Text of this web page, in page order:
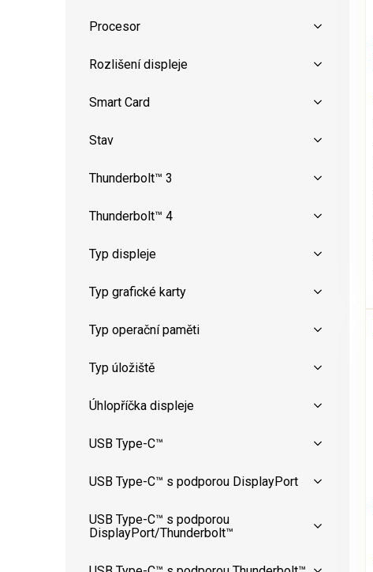
Procesor
Rozlišení displeje
Smart Card
Stav
Thunderbolt™ 3
Thunderbolt™ 4
Typ displeje
Typ grafické karty
Typ operační paměti
Typ úložiště
Úhlopříčka displeje
USB Type-C™
USB Type-C™ s podporou DisplayPort
USB Type-C™ s podporou
DisplayPort/Thunderbolt™